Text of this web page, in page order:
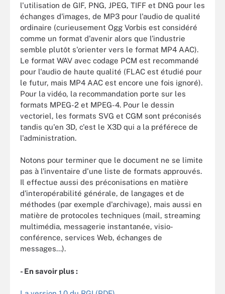
l'utilisation de GIF, PNG, JPEG, TIFF et DNG pour les
échanges d'images, de MP3 pour l'audio de qualité
ordinaire (curieusement Ogg Vorbis est considéré
comme un format d'avenir alors que l'industrie
semble plutôt s'orienter vers le format MP4 AAC).
Le format WAV avec codage PCM est recommandé
pour l'audio de haute qualité (FLAC est étudié pour
le futur, mais MP4 AAC est encore une fois ignoré).
Pour la vidéo, la recommandation porte sur les
formats MPEG-2 et MPEG-4. Pour le dessin
vectoriel, les formats SVG et CGM sont préconisés
tandis qu'en 3D, c'est le X3D qui a la préférece de
l'administration.
Notons pour terminer que le document ne se limite
pas à l'inventaire d'une liste de formats approuvés.
Il effectue aussi des préconisations en matière
d'interopérabilité générale, de langages et de
méthodes (par exemple d'archivage), mais aussi en
matière de protocoles techniques (mail, streaming
multimédia, messagerie instantanée, visio-
conférence, services Web, échanges de
messages...).
- En savoir plus :